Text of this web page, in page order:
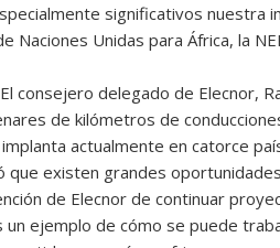
significativos nuestra
Unidas para África, la
consejero delegado de Elecnor,
de kilómetros de
actualmente en catorce
existen grandes
de Elecnor de continuar
ejemplo de cómo se puede